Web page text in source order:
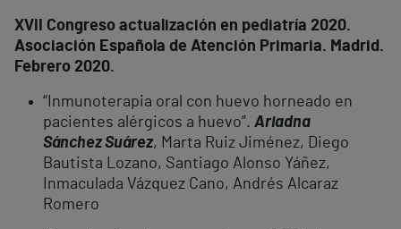
XVII Congreso actualización en pediatría 2020.
Asociación Española de Atención Primaria. Madrid.
Febrero 2020.
“Inmunoterapia oral con huevo horneado en
pacientes alérgicos a huevo”. Ariadna
Sánchez Suárez, Marta Ruiz Jiménez, Diego
Bautista Lozano, Santiago Alonso Yáñez,
Inmaculada Vázquez Cano, Andrés Alcaraz
Romero